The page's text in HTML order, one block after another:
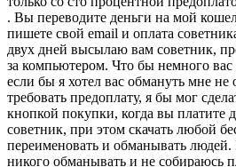
. Вы переводите деньги на мой
пишете свой email и оплата
двух дней высылаю вам советник,
за компьютером. Что бы немного вас
если бы я хотел вас обмануть мне не
требовать предоплату, я бы мог
кнопкой покупки, когда вы платите
советник, при этом скачать любой
переименовать и обманывать
никого обманывать и не собираюсь